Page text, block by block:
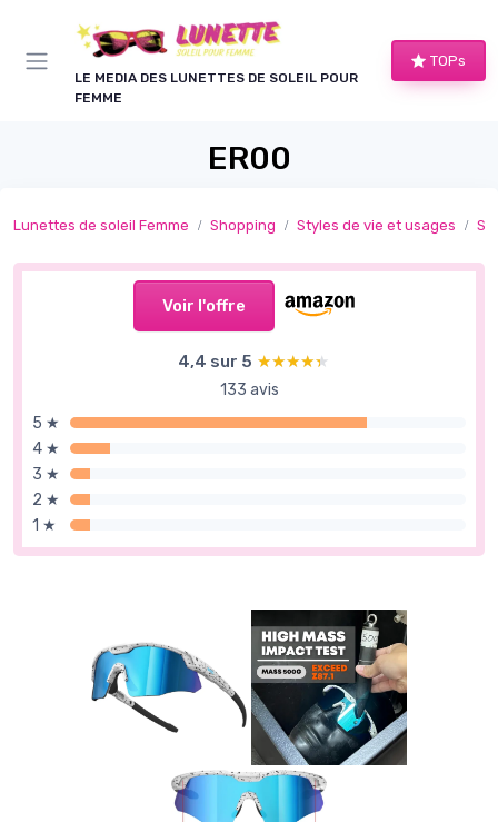
LE MEDIA DES LUNETTES DE SOLEIL POUR
FEMME
TOPs
ER00
Lunettes de soleil Femme Shopping Styles de vie et usages
Voir l'offre
4,4 sur 5 ★★★★★
★★★★★
133 avis
5 ★
4 ★
3 ★
2 ★
1 ★